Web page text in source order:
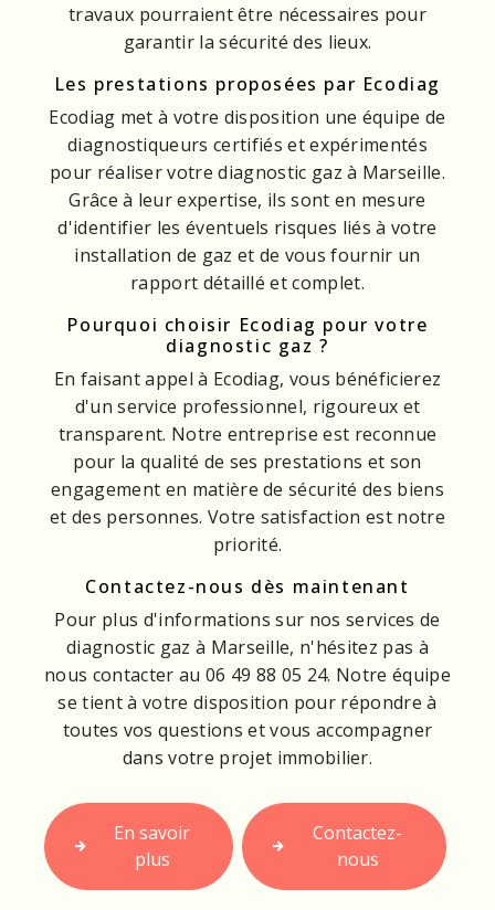
travaux pourraient être nécessaires pour
garantir la sécurité des lieux.
Les prestations proposées par Ecodiag
Ecodiag met à votre disposition une équipe de
diagnostiqueurs certifiés et expérimentés
pour réaliser votre diagnostic gaz à Marseille.
Grâce à leur expertise, ils sont en mesure
d'identifier les éventuels risques liés à votre
installation de gaz et de vous fournir un
rapport détaillé et complet.
Pourquoi choisir Ecodiag pour votre
diagnostic gaz ?
En faisant appel à Ecodiag, vous bénéficierez
d'un service professionnel, rigoureux et
transparent. Notre entreprise est reconnue
pour la qualité de ses prestations et son
engagement en matière de sécurité des biens
et des personnes. Votre satisfaction est notre
priorité.
Contactez-nous dès maintenant
Pour plus d'informations sur nos services de
diagnostic gaz à Marseille, n'hésitez pas à
nous contacter au 06 49 88 05 24. Notre équipe
se tient à votre disposition pour répondre à
toutes vos questions et vous accompagner
dans votre projet immobilier.
En savoir
plus
Contactez-
nous